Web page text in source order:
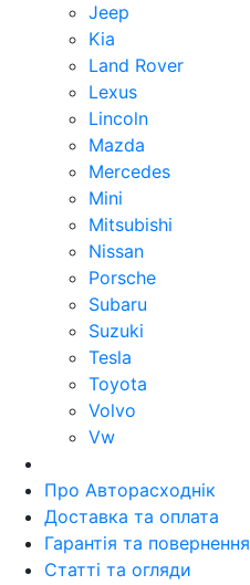
Jeep
Kia
Land Rover
Lexus
Lincoln
Mazda
Mercedes
Mini
Mitsubishi
Nissan
Porsche
Subaru
Suzuki
Tesla
Toyota
Volvo
Vw
Про Авторасходнік
Доставка та оплата
Гарантія та повернення
Статті та огляди